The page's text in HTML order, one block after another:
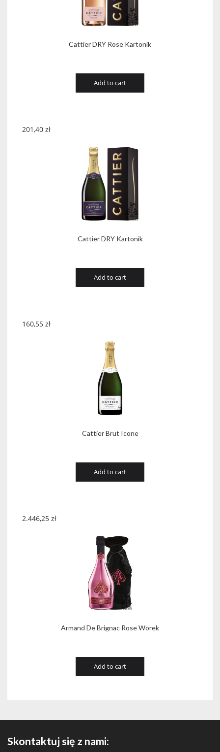
Cattier DRY Rose Kartonik
Add to cart
Cattier DRY Kartonik
201,40 zł
Add to cart
Cattier Brut Icone
160,55 zł
Add to cart
Armand De Brignac Rose Worek
2.446,25 zł
Add to cart
Skontaktuj się z nami: